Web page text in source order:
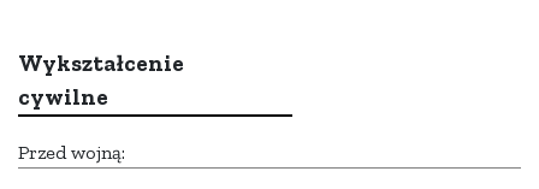
Wykształcenie
cywilne
Przed wojną: